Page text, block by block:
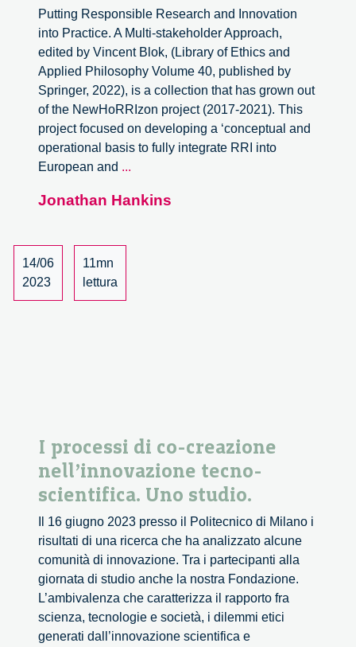
Putting Responsible Research and Innovation
into Practice. A Multi-stakeholder Approach,
edited by Vincent Blok, (Library of Ethics and
Applied Philosophy Volume 40, published by
Springer, 2022), is a collection that has grown out
of the NewHoRRIzon project (2017-2021). This
project focused on developing a ‘conceptual and
operational basis to fully integrate RRI into
European and ...
Research
Jonathan Hankins
14/06
2023
11mn
lettura
I processi di co-creazione
nell’innovazione tecno-
scientifica. Uno studio.
Il 16 giugno 2023 presso il Politecnico di Milano i
risultati di una ricerca che ha analizzato alcune
comunità di innovazione. Tra i partecipanti alla
giornata di studio anche la nostra Fondazione.
L’ambivalenza che caratterizza il rapporto fra
scienza, tecnologie e società, i dilemmi etici
generati dall’innovazione scientifica e